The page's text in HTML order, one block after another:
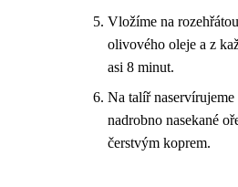
Vložíme na
olivového oleje a z
asi 8 minut.
Na talíř
nadrobno nasekané
čerstvým koprem.